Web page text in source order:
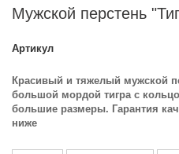
Мужской перстень
Артикул
Красивый и тяжелый мужской
большой мордой тигра с
большие размеры. Гарантия
ниже